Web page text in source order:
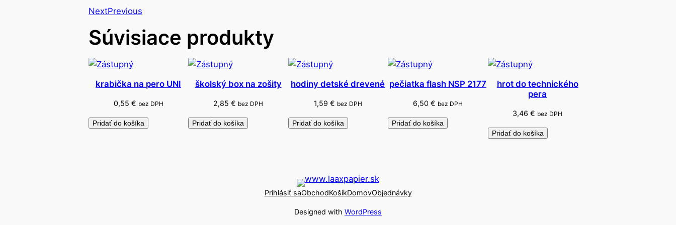
y
e
t
NextPrevious
Súvisiace produkty
krabička na pero UNI
0,55 € bez DPH
Pridať do košíka
školský box na zošity
2,85€ bez DPH
Pridať do košíka
hodiny detské drevené
1,59 € bez DPH
Pridať do košíka
pečiatka flash NSP 2177
6,50 € bez DPH
Pridať do košíka
hrot do technického
pera
3,46€ bez DPH
Pridať do košíka
Prihlásiť saObchodKošíkDomovObjednávky
Designed with WordPress